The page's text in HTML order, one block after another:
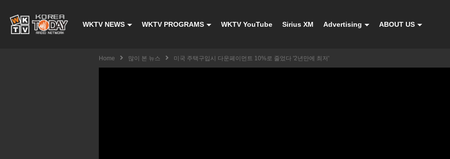
WKTV NEWS WKTV PROGRAMS WKTV YouTube Sirius XM Advertising ABOUT US
Home 많이 본 뉴스 미국 주택구입시 다운페이먼트 10%로 줄었다 '2년만에 최저'